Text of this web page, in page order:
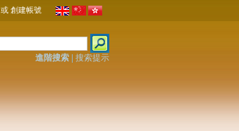
或 創建帳號
進階搜索| 搜索提示